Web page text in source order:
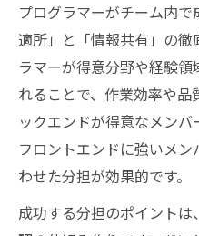
プログラマーがチーム内
適所」と「情報共有」の
ラマーが得意分野や経験
れることで、作業効率や
ックエンドが得意なメンバ
フロントエンドに強いメ
わせた分担が効果的です。
成功する分担のポイント